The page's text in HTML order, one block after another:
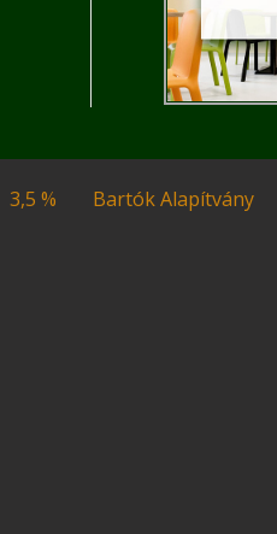
3,5 % Bartók Alapítvány